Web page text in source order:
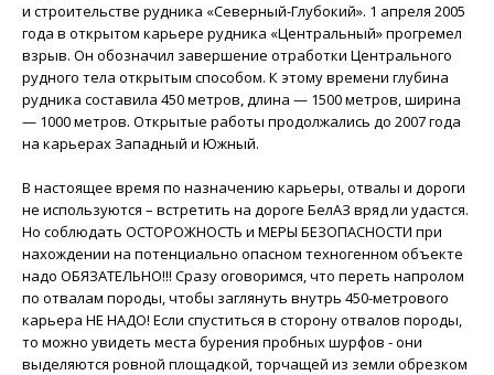
и строительстве рудника «Северный-Глубокий». 1 апреля 2005
года в открытом карьере рудника «Центральный» прогремел
взрыв. Он обозначил завершение отработки Центрального
рудного тела открытым способом. К этому времени глубина
рудника составила 450 метров, длина — 1500 метров, ширина
— 1000 метров. Открытые работы продолжались до 2007 года
на карьерах Западный и Южный.
В настоящее время по назначению карьеры, отвалы и дороги
не используются – встретить на дороге БелАЗ вряд ли удастся.
Но соблюдать ОСТОРОЖНОСТЬ и МЕРЫ БЕЗОПАСНОСТИ при
нахождении на потенциально опасном техногенном объекте
надо ОБЯЗАТЕЛЬНО!!! Сразу оговоримся, что переть напролом
по отвалам породы, чтобы заглянуть внутрь 450-метрового
карьера НЕ НАДО! Если спуститься в сторону отвалов породы,
то можно увидеть места бурения пробных шурфов - они
выделяются ровной площадкой, торчащей из земли обрезком